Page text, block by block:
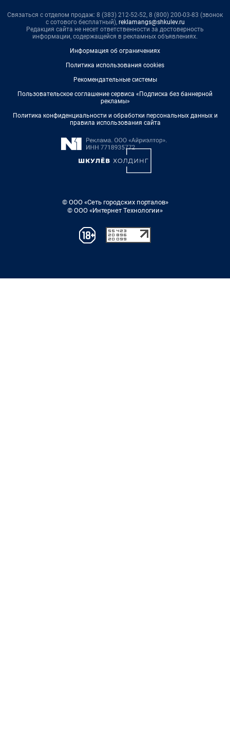
Связаться с отделом продаж: 8 (383) 212-52-52, 8 (800) 200-03-83 (звонок
с сотового бесплатный), reklamangs@shkulev.ru
Редакция сайта не несет ответственности за достоверность
информации, содержащейся в рекламных объявлениях.
Информация об ограничениях
Политика использования cookies
Рекомендательные системы
Пользовательское соглашение сервиса «Подписка без баннерной
рекламы»
Политика конфиденциальности и обработки персональных данных и
правила использования сайта
© ООО «Сеть городских порталов»
© ООО «Интернет Технологии»